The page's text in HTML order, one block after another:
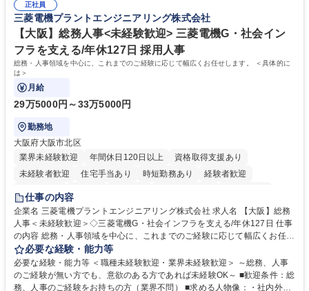
幅広い業務の体得が可能で、多様なキャリアパスを描くことも可能です。
募集職種 【総務】未経験歓迎◎/リモート可/世界で唯一の事業/福利厚生◎/
再雇用有
対処できる・新しいことに興味関心がある 【魅力】■自己啓発支援：資格
取得や通信教育など費用の80%（年間25万円まで）を補助 ■住宅手当：家
賃の50%（月額7万円まで）を補助 学歴・資格 学歴：大学院 大学 語学
力： 資格：
正社員
三菱電機プラントエンジニアリング株式会社
【大阪】総務人事<未経験歓迎> 三菱電機G・社会イン
フラを支える/年休127日 採用人事
総務・人事領域を中心に、これまでのご経験に応じて幅広くお任せします。 ＜具体的に
は＞
月給
29万5000円～33万5000円
勤務地
大阪府大阪市北区
業界未経験歓迎
年間休日120日以上
資格取得支援あり
未経験者歓迎
住宅手当あり 時短勤務あり
経験者歓迎
退職金あり
駅近5分以内
土日祝休み 服装自由 寮・社宅あり 食事補助あり
仕事の内容
企業名 三菱電機プラントエンジニアリング株式会社 求人名 【大阪】総務
人事＜未経験歓迎＞◇三菱電機G・社会インフラを支える/年休127日 仕事
の内容 総務・人事領域を中心に、これまでのご経験に応じて幅広くお任せ
します。 ＜具体的には＞ ・総務/人事労務（給与・社保・勤怠管理など）
・採用・教育研修 ・福利厚生運用 など ※基本的には事務所勤務ですが、
採用や教育等の業務内容により、関西圏以外への日帰り・宿泊を伴う国内
出張もございます。 ※担当業務を持ちつつ、お互いに助け合いながら、総
必要な経験・能力等
必要な経験・能力等 ＜職種未経験歓迎・業界未経験歓迎＞ ～総務、人事
のご経験が無い方でも、意欲のある方であれば未経験OK～ ■歓迎条件：総
務、人事のご経験をお持ちの方（業界不問） ■求める人物像：・社内外の